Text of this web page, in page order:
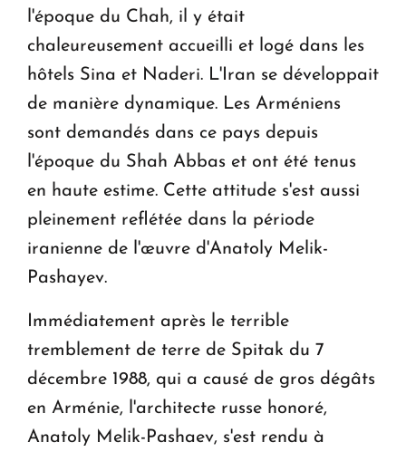
l'époque du Chah, il y était
chaleureusement accueilli et logé dans les
hôtels Sina et Naderi. L'Iran se développait
de manière dynamique. Les Arméniens
sont demandés dans ce pays depuis
l'époque du Shah Abbas et ont été tenus
en haute estime. Cette attitude s'est aussi
pleinement reflétée dans la période
iranienne de l'œuvre d'Anatoly Melik-
Pashayev.
Immédiatement après le terrible
tremblement de terre de Spitak du 7
décembre 1988, qui a causé de gros dégâts
en Arménie, l'architecte russe honoré,
Anatoly Melik-Pashaev, s'est rendu à